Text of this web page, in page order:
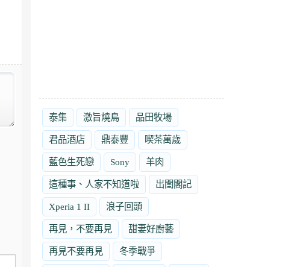
泰集 激旨燒鳥 品田牧場
君品酒店 鼎泰豐 喫茶萬歲
藍色生死戀 Sony 羊肉
這種事、人家不知道啦 出閨閣記
Xperia 1 II 浪子回頭
再見，不要再見 甜妻好廚藝
再見不要再見 冬季戰爭